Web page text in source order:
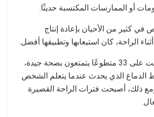
أو الممارسات المكتسبة حديثًا.
في كثير من الأحيان بإعادة إنتاج
الراحة، كان استيعابها وتطبيقها أفضل.
وفي دراسة أجريت على 33 متطوعًا يتمتعون بصحة جيدة،
الدماغ الذي يحدث عندما يتعلم الشخص
ذلك، أصبحت فترات الراحة القصيرة